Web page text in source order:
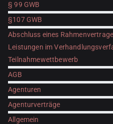
§ 99 GWB
§107 GWB
Abschluss eines
Leistungen im
Teilnahmewettbewerb
AGB
Agenturen
Agenturverträge
Allgemein